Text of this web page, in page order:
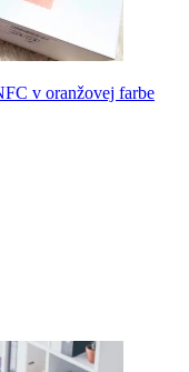
v oranžovej farbe